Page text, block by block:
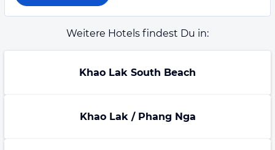
Weitere Hotels findest Du in:
Khao Lak South Beach
Khao Lak / Phang Nga